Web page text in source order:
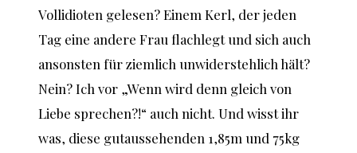
Vollidioten gelesen? Einem Kerl, der jeden
Tag eine andere Frau flachlegt und sich auch
ansonsten für ziemlich unwiderstehlich hält?
Nein? Ich vor „Wenn wird denn gleich von
Liebe sprechen?!“ auch nicht. Und wisst ihr
was, diese gutaussehenden 1,85m und 75kg